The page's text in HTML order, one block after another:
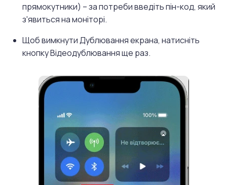
прямокутники) – за потреби введіть пін-код, який
з'явиться на моніторі.
Щоб вимкнути Дублювання екрана, натисніть
кнопку Відеодублювання ще раз.